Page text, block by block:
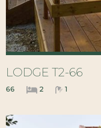
LODGE T2-66
66 2 1